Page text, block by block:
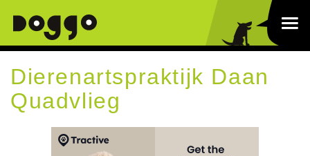
Dierenartspraktijk Daan
Quadvlieg